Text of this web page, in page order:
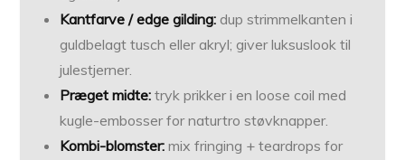
Kantfarve / edge gilding: dup strimmel­kanten i
guldbelagt tusch eller akryl; giver luksuslook til
julestjerner.
Præget midte: tryk prikker i en loose coil med
kugle-embosser for naturtro støvknapper.
Kombi-blomster: mix fringing + teardrops for